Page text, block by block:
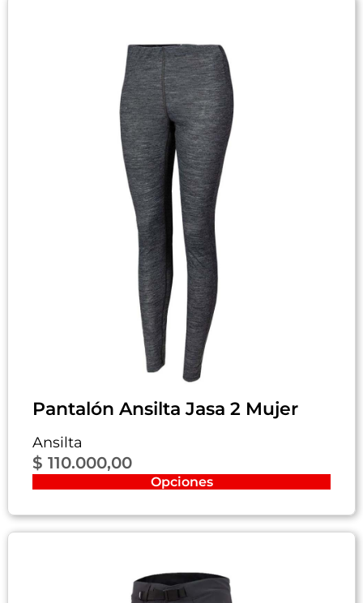
Pantalón Ansilta Jasa 2 Mujer
Ansilta
$ 110.000,00
Opciones